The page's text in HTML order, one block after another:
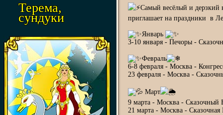
Терема,
сундуки
Самый весёлый и
приглашает на праздники в
Январь
3-10 января - Печоры -
Февраль
6-8 февраля - Москва -
23 февраля - Москва -
Март
9 марта - Москва - Сказочный
21 марта - Москва -